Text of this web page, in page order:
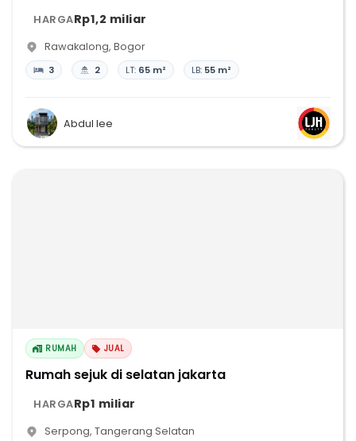
HARGARp1,2 miliar
Rawakalong, Bogor
3 2 LT: 65 m² LB: 55 m²
Abdul lee
RUMAH JUAL
Rumah sejuk di selatan jakarta
HARGARp1 miliar
Serpong, Tangerang Selatan